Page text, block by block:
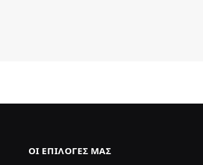
ΟΙ ΕΠΙΛΟΓΈΣ ΜΑΣ